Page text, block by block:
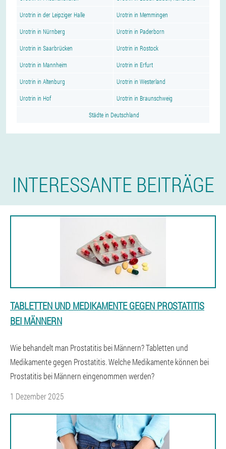
Urotrin in der Leipziger Halle Urotrin in Memmingen
Urotrin in Nürnberg Urotrin in Paderborn
Urotrin in Saarbrücken Urotrin in Rostock
Urotrin in Mannheim Urotrin in Erfurt
Urotrin in Altenburg Urotrin in Westerland
Urotrin in Hof Urotrin in Braunschweig
Städte in Deutschland
INTERESSANTE BEITRÄGE
TABLETTEN UND MEDIKAMENTE GEGEN PROSTATITIS
BEI MÄNNERN
Wie behandelt man Prostatitis bei Männern? Tabletten und
Medikamente gegen Prostatitis. Welche Medikamente können bei
Prostatitis bei Männern eingenommen werden?
1 Dezember 2025